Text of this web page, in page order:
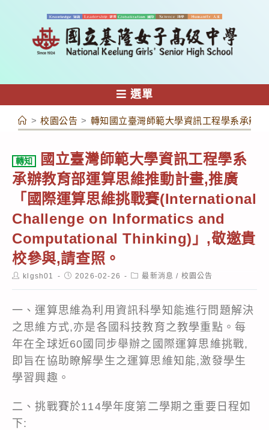
容
選單
> 校園公告 > 轉知國立臺灣師範大學資訊工程學系承辦
轉知
國立臺灣師範大學資訊工程學系
承辦教育部運算思維推動計畫,推廣
「國際運算思維挑戰賽(International
Challenge on Informatics and
Computational Thinking)」,敬邀貴
校參與,請查照。
Postklgsh01
Post2026-02-26
Post最新消息 / 校園公告
一、運算思維為利用資訊科學知能進行問題解決
之思維方式,亦是各國科技教育之教學重點。每
年在全球近60國同步舉辦之國際運算思維挑戰,
即旨在協助瞭解學生之運算思維知能,激發學生
學習興趣。
二、挑戰賽於114學年度第二學期之重要日程如
下: